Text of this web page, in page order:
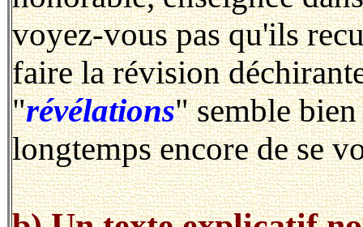
voyez-vous pas qu'ils
faire la révision
"révélations" semble
longtemps encore de se